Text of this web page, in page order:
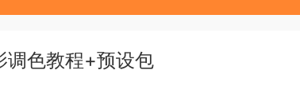
调色教程+预设包